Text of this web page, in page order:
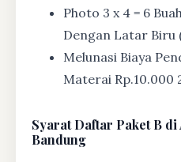
Photo 3 x 4 = 6
Dengan Latar Biru
Melunasi Biaya
Materai Rp.10.000
SyaratDaftar Paket B di
Bandung